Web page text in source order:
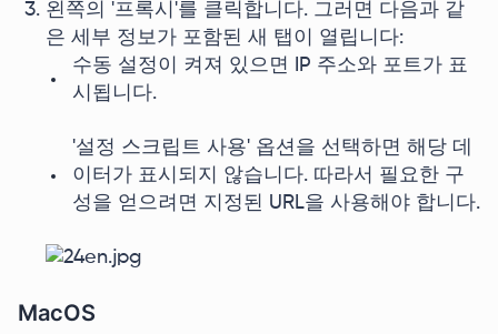
왼쪽의 '프록시'를 클릭합니다. 그러면 다음과 같
은 세부 정보가 포함된 새 탭이 열립니다:
수동 설정이 켜져 있으면 IP 주소와 포트가 표
시됩니다.
'설정 스크립트 사용' 옵션을 선택하면 해당 데
이터가 표시되지 않습니다. 따라서 필요한 구
성을 얻으려면 지정된 URL을 사용해야 합니다.
MacOS